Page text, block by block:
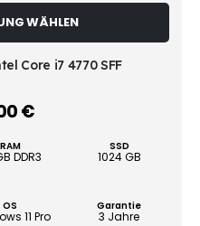
WÄHLEN
weist
Core i7 4770 SFF
€–
RAM
DDR3
SSD
1024 GB
OS
11 Pro
Garantie
3 Jahre